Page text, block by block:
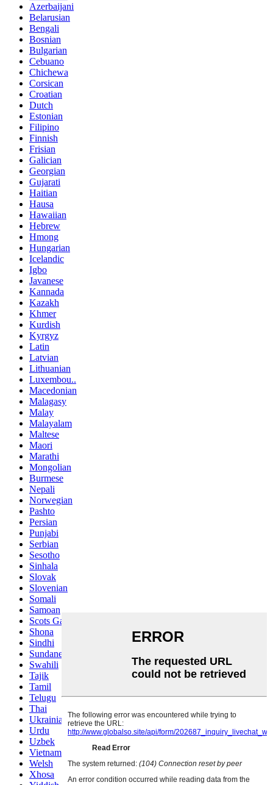
Azerbaijani
Belarusian
Bengali
Bosnian
Bulgarian
Cebuano
Chichewa
Corsican
Croatian
Dutch
Estonian
Filipino
Finnish
Frisian
Galician
Georgian
Gujarati
Haitian
Hausa
Hawaiian
Hebrew
Hmong
Hungarian
Icelandic
Igbo
Javanese
Kannada
Kazakh
Khmer
Kurdish
Kyrgyz
Latin
Latvian
Lithuanian
Luxembou..
Macedonian
Malagasy
Malay
Malayalam
Maltese
Maori
Marathi
Mongolian
Burmese
Nepali
Norwegian
Pashto
Persian
Punjabi
Serbian
Sesotho
Sinhala
Slovak
Slovenian
Somali
Samoan
Scots Gaelic
Shona
Sindhi
Sundanese
Swahili
Tajik
Tamil
Telugu
Thai
Ukrainian
Urdu
Uzbek
Vietnamese
Welsh
Xhosa